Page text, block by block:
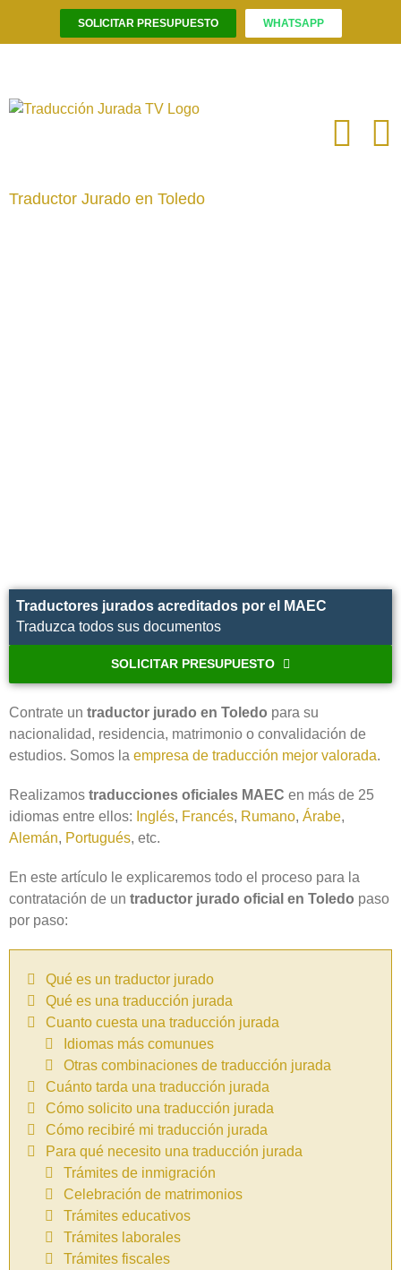
contenido
SOLICITAR PRESUPUESTO WHATSAPP
Traductor Jurado en Toledo
Traductores jurados acreditados por el MAEC
Traduzca todos sus documentos
SOLICITAR PRESUPUESTO
Contrate un traductor jurado en Toledo‎ para su
nacionalidad, residencia, matrimonio o convalidación de
estudios. Somos la empresa de traducción mejor valorada.
Realizamos traducciones oficiales MAEC en más de 25
idiomas entre ellos: Inglés, Francés, Rumano, Árabe,
Alemán, Portugués, etc.
En este artículo le explicaremos todo el proceso para la
contratación de un traductor jurado oficial en Toledo‎ paso
por paso:
Qué es un traductor jurado
Qué es una traducción jurada
Cuanto cuesta una traducción jurada
Idiomas más comunues
Otras combinaciones de traducción jurada
Cuánto tarda una traducción jurada
Cómo solicito una traducción jurada
Cómo recibiré mi traducción jurada
Para qué necesito una traducción jurada
Trámites de inmigración
Celebración de matrimonios
Trámites educativos
Trámites laborales
Trámites fiscales